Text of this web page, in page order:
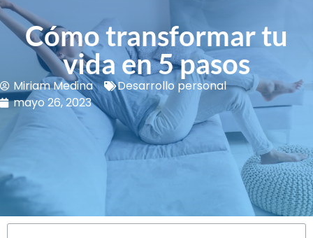
​Cómo transformar tu
vida en 5 pasos
Miriam Medina
Desarrollo personal
mayo 26, 2023